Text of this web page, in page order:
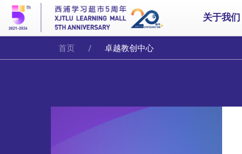
关于我们
首页 卓越教创中心